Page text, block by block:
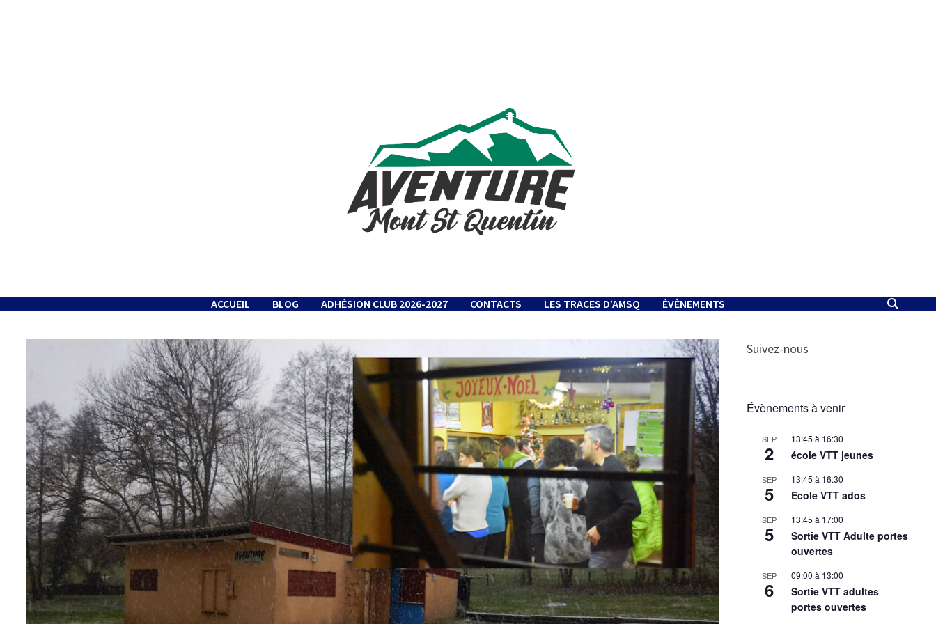
ACCUEIL BLOG ADHÉSION CLUB 2026-2027 CONTACTS LES TRACES D’AMSQ ÉVÈNEMENTS
Suivez-nous
Évènements à venir
SEP
2
13:45 à 16:30
école VTT jeunes
SEP
5
13:45 à 16:30
Ecole VTT ados
SEP
5
13:45 à 17:00
Sortie VTT Adulte portes
ouvertes
SEP
6
09:00 à 13:00
Sortie VTT adultes
portes ouvertes